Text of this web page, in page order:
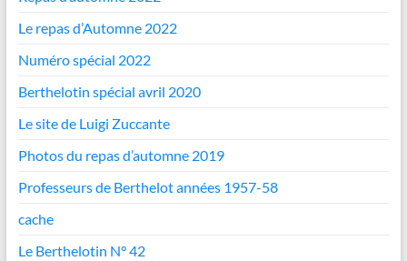
Le repas d’Automne 2022
Numéro spécial 2022
Berthelotin spécial avril 2020
Le site de Luigi Zuccante
Photos du repas d’automne 2019
Professeurs de Berthelot années 1957-58
cache
Le Berthelotin N° 42